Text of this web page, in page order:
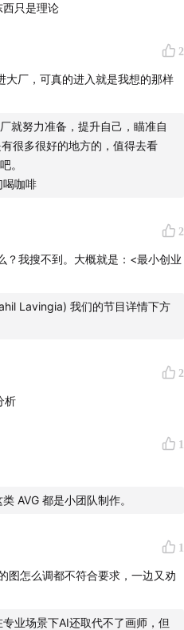
只是理论
2
大厂，可真的进入就是我想的那样
就努力准备，提升自己，瞄准自
很多很好的地方的，值得去看
。
喝咖啡
2
？我搜不到。大概就是：<最小创业
Lavingia) 我们的节目详情下方
2
析
1
AVG 都是小团队制作。
1
图怎么调都不符合要求，一边又劝
业场景下AI还取代不了画师，但